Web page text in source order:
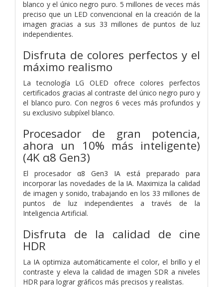
blanco y el único negro puro. 5 millones de veces más
preciso que un LED convencional en la creación de la
imagen gracias a sus 33 millones de puntos de luz
independientes.
Disfruta de colores perfectos y el
máximo realismo
La tecnología LG OLED ofrece colores perfectos
certificados gracias al contraste del único negro puro y
el blanco puro. Con negros 6 veces más profundos y
su exclusivo subpíxel blanco.
Procesador de gran potencia,
ahora un 10% más inteligente)
(4K α8 Gen3)
El procesador α8 Gen3 IA está preparado para
incorporar las novedades de la IA. Maximiza la calidad
de imagen y sonido, trabajando en los 33 millones de
puntos de luz independientes a través de la
Inteligencia Artificial.
Disfruta de la calidad de cine
HDR
La IA optimiza automáticamente el color, el brillo y el
contraste y eleva la calidad de imagen SDR a niveles
HDR para lograr gráficos más precisos y realistas.